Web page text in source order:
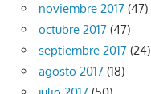
noviembre 2017 (47)
octubre 2017 (47)
septiembre 2017 (24)
agosto 2017 (18)